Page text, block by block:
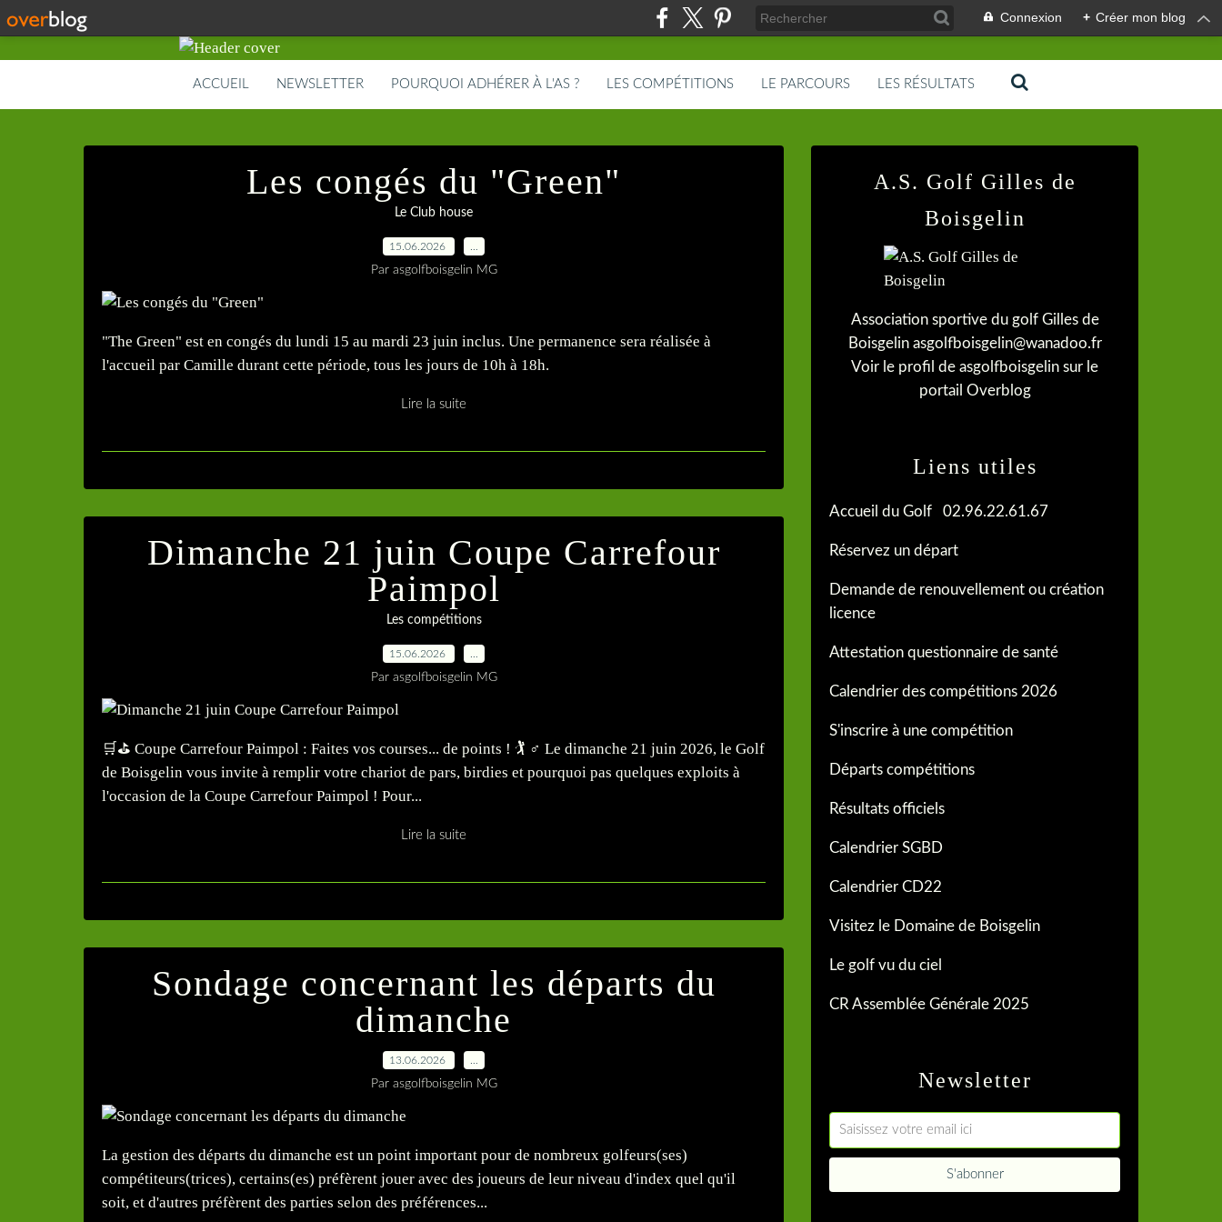
Connexion + Créer mon blog
ACCUEIL NEWSLETTER POURQUOI ADHÉRER À L'AS ? LES COMPÉTITIONS LE PARCOURS LES RÉSULTATS
Les congés du "Green"
Le Club house
15.06.2026
Par asgolfboisgelin MG
"The Green" est en congés du lundi 15 au mardi 23 juin inclus. Une permanence sera réalisée à
l'accueil par Camille durant cette période, tous les jours de 10h à 18h.
Lire la suite
Dimanche 21 juin Coupe Carrefour
Paimpol
Les compétitions
15.06.2026
Par asgolfboisgelin MG
🛒⛳ Coupe Carrefour Paimpol : Faites vos courses... de points ! 🏌️ ♂️ Le dimanche 21 juin 2026, le Golf
de Boisgelin vous invite à remplir votre chariot de pars, birdies et pourquoi pas quelques exploits à
l'occasion de la Coupe Carrefour Paimpol ! Pour...
Lire la suite
Sondage concernant les départs du
dimanche
13.06.2026
Par asgolfboisgelin MG
La gestion des départs du dimanche est un point important pour de nombreux golfeurs(ses)
compétiteurs(trices), certains(es) préfèrent jouer avec des joueurs de leur niveau d'index quel qu'il
soit, et d'autres préfèrent des parties selon des préférences...
Newsletter
A.S. Golf Gilles de
Boisgelin
Association sportive du golf Gilles de
Boisgelin asgolfboisgelin@wanadoo.fr
Voir le profil de asgolfboisgelin sur le
portail Overblog
Liens utiles
Accueil du Golf 02.96.22.61.67
Réservez un départ
Demande de renouvellement ou création
licence
Attestation questionnaire de santé
Calendrier des compétitions 2026
S'inscrire à une compétition
Départs compétitions
Résultats officiels
Calendrier SGBD
Calendrier CD22
Visitez le Domaine de Boisgelin
Le golf vu du ciel
CR Assemblée Générale 2025